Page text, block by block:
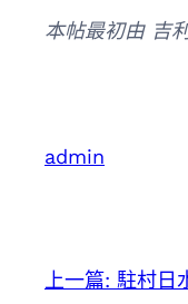
本帖最初由 吉
admin
上一篇: 駐村日